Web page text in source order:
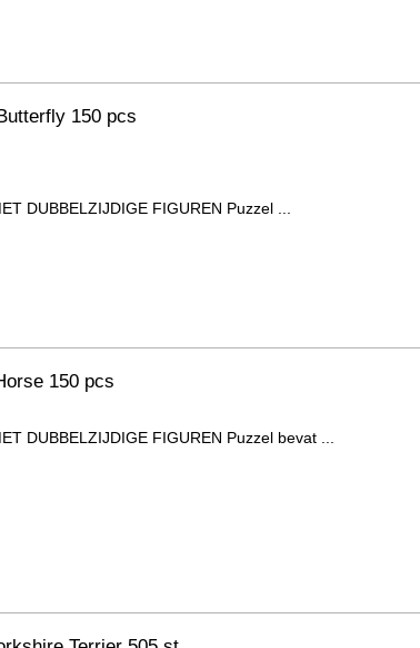
150 pcs
DUBBELZIJDIGE FIGUREN Puzzel ...
150 pcs
DUBBELZIJDIGE FIGUREN Puzzel bevat ...